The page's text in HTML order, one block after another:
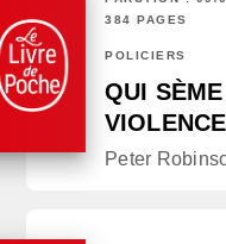
384 PAGES
POLICIERS
QUI
VIOLENCE
Peter